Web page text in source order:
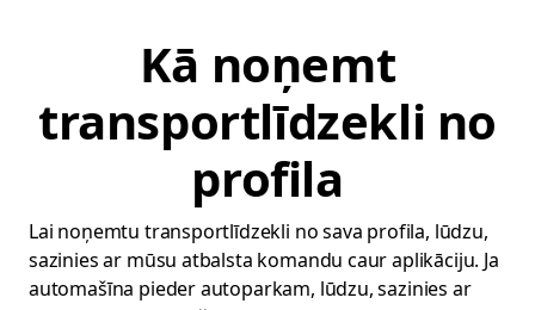
Kā noņemt
transportlīdzekli no
profila
Lai noņemtu transportlīdzekli no sava profila, lūdzu,
sazinies ar mūsu atbalsta komandu caur aplikāciju. Ja
automašīna pieder autoparkam, lūdzu, sazinies ar